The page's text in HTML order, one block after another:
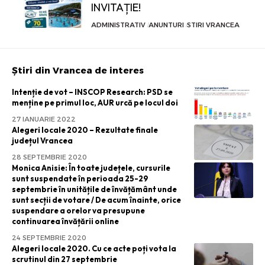
INVITAȚIE!
ADMINISTRATIV ANUNTURI STIRI VRANCEA
Știri din Vrancea de interes
Intenție de vot – INSCOP Research: PSD se
menține pe primul loc, AUR urcă pe locul doi
27 IANUARIE 2022
Alegeri locale 2020 – Rezultate finale
județul Vrancea
28 SEPTEMBRIE 2020
Monica Anisie: În toate județele, cursurile
sunt suspendate în perioada 25-29
septembrie în unitățile de învățământ unde
sunt secții de votare / De acum înainte, orice
suspendare a orelor va presupune
continuarea învățării online
24 SEPTEMBRIE 2020
Alegeri locale 2020. Cu ce acte poți vota la
scrutinul din 27 septembrie